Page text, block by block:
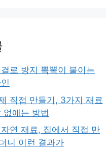
로 방지 뽁뽁이 붙이는
직접 만들기, 3가지 재료
없애는 방법
연 재료, 집에서 직접 만
니 이런 결과가